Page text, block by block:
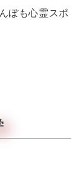
ぼも心霊スポ